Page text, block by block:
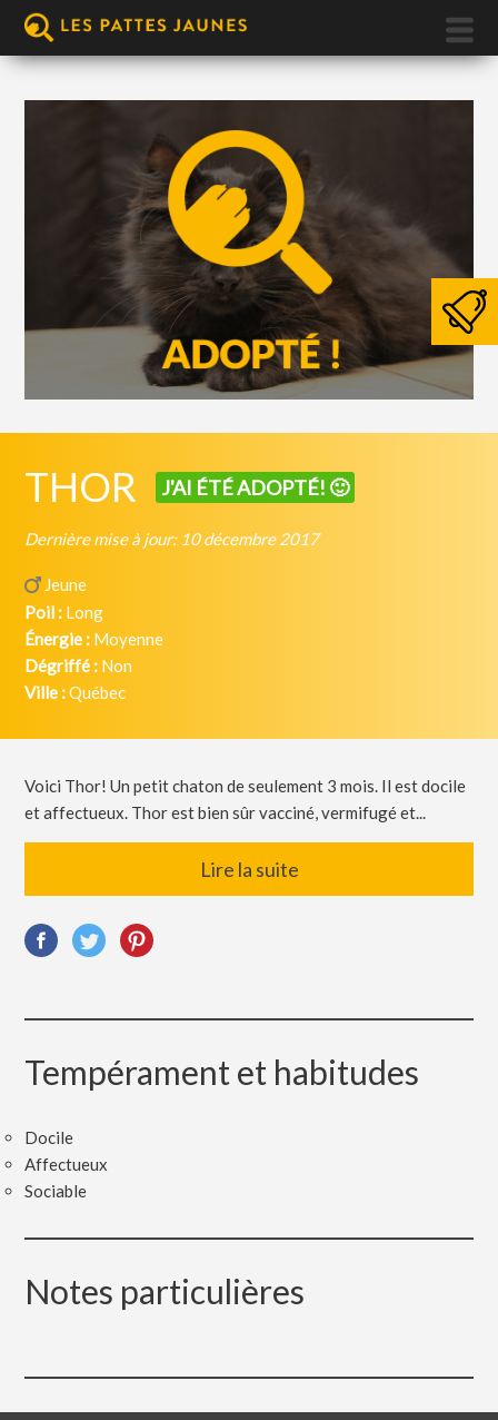
THOR J'AI ÉTÉ ADOPTÉ! 🙂
Dernière mise à jour: 10 décembre 2017
Jeune
Poil : Long
Énergie : Moyenne
Dégriffé : Non
Ville :Québec
Voici Thor! Un petit chaton de seulement 3 mois. Il est docile
et affectueux. Thor est bien sûr vacciné, vermifugé et...
Lire la suite
Tempérament et habitudes
Docile
Affectueux
Sociable
Notes particulières